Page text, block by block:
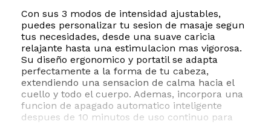
Con sus 3 modos de intensidad ajustables,
puedes personalizar tu sesion de masaje segun
tus necesidades, desde una suave caricia
relajante hasta una estimulacion mas vigorosa.
Su diseño ergonomico y portatil se adapta
perfectamente a la forma de tu cabeza,
extendiendo una sensacion de calma hacia el
cuello y todo el cuerpo. Ademas, incorpora una
funcion de apagado automatico inteligente
despues de 10 minutos de uso continuo para